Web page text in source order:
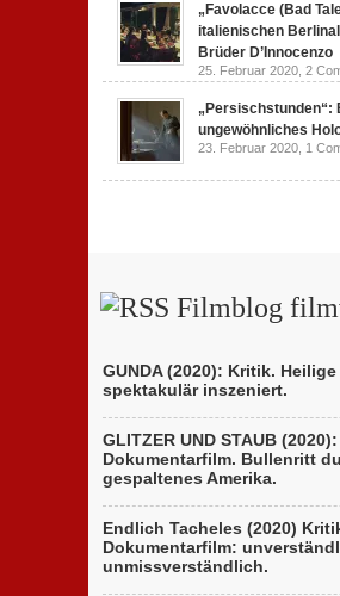
„Favolacce (Bad
italienischen
Brüder D’Innocenzo
25. Februar 2020, 2
„Persischstunden“:
ungewöhnliches
23. Februar 2020, 1
Filmblog
GUNDA (2020): Kritik.
spektakulär inszeniert.
GLITZER UND STAUB
Dokumentarfilm. Bullenritt
gespaltenes Amerika.
Endlich Tacheles (2020)
Dokumentarfilm:
unmissverständlich.